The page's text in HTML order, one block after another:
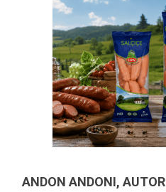
ANDON ANDONI, AUTOR